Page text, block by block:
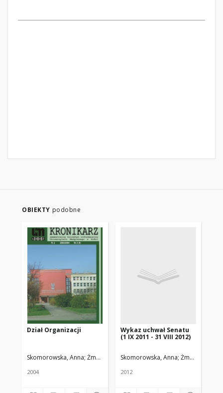
OBIEKTY podobne
Dział Organizacji
Skomorowska, Anna Żmuda, Ryszard. Red. nacz.
2004
Wykaz uchwał Senatu
(1 IX 2011 - 31 VIII 2012)
Skomorowska, Anna Żmuda,
2012